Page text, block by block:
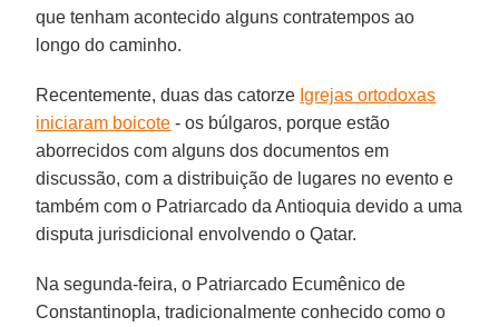
que tenham acontecido alguns contratempos ao
longo do caminho.
Recentemente, duas das catorze Igrejas ortodoxas
iniciaram boicote - os búlgaros, porque estão
aborrecidos com alguns dos documentos em
discussão, com a distribuição de lugares no evento e
também com o Patriarcado da Antioquia devido a uma
disputa jurisdicional envolvendo o Qatar.
Na segunda-feira, o Patriarcado Ecumênico de
Constantinopla, tradicionalmente conhecido como o